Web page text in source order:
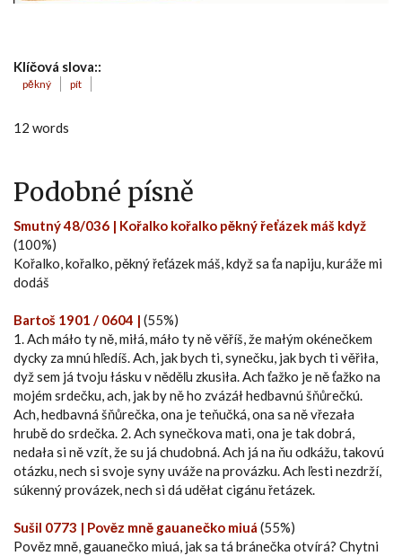
Klíčová slova::
pěkný pít
12 words
Podobné písně
Smutný 48/036 | Kořalko kořalko pěkný řeťázek máš když
(100%)
Kořalko, kořalko, pěkný řeťázek máš, když sa ťa napiju, kuráže mi
dodáš
Bartoš 1901 / 0604 | (55%)
1. Ach máło ty ně, miłá, máło ty ně věříš, že małým okénečkem
dycky za mnú hľedíš. Ach, jak bych ti, synečku, jak bych ti věřiła,
dyž sem já tvoju łásku v něděľu zkusiła. Ach ťažko je ně ťažko na
mojém srdečku, ach, jak by ně ho zvázáł hedbavnú šňůrečkú.
Ach, hedbavná šňůrečka, ona je teňučká, ona sa ně vřezała
hrubě do srdečka. 2. Ach synečkova mati, ona je tak dobrá,
nedała si ně vzít, že su já chudobná. Ach já na ňu odkážu, takovú
otázku, nech si svoje syny uváže na provázku. Ach ľesti nezdrží,
súkenný provázek, nech si dá uděłat cigánu řetázek.
Sušil 0773 | Pověz mně gauanečko miuá (55%)
Pověz mně, gauanečko miuá, jak sa tá bránečka otvírá? Chytni